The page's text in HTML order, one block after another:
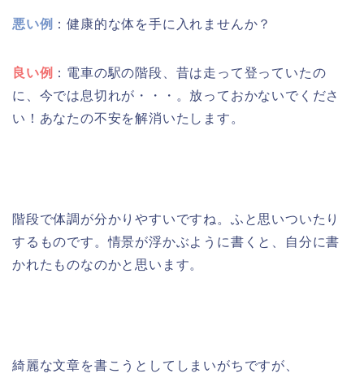
悪い例 ：健康的な体を手に入れませんか？
良い例 ：電車の駅の階段、昔は走って登っていたの
に、今では息切れが・・・。放っておかないでくださ
い！あなたの不安を解消いたします。
階段で体調が分かりやすいですね。ふと思いついたり
するものです。情景が浮かぶように書くと、自分に書
かれたものなのかと思います。
綺麗な文章を書こうとしてしまいがちですが、